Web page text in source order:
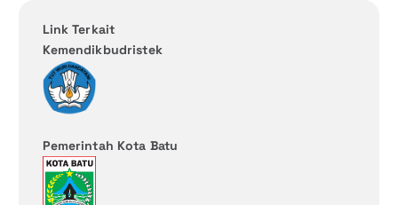
Link Terkait
Kemendikbudristek
Pemerintah Kota Batu